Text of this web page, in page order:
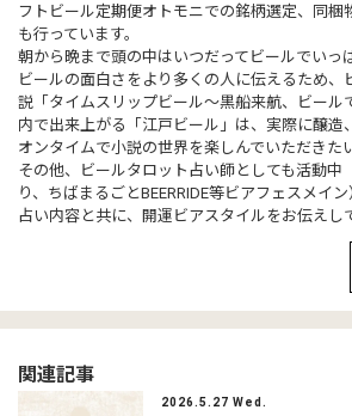
フトビール定期便オトモニでの銘柄選定、同梱
も行っています。
朝から晩まで頭の中はいつだってビールでいっ
ビールの面白さをより多くの人に伝えるため、
説「タイムスリップビール～黒船来航、ビール
内で出来上がる「江戸ビール」は、実際に醸造
オンタイムで小説の世界を楽しんでいただきた
その他、ビールタロット占い師としても活動中
り、ちばまるごとBEERRIDE等ビアフェスメイン
占い内容と共に、開運ビアスタイルをお伝えし
関連記事
2026.5.27 Wed.